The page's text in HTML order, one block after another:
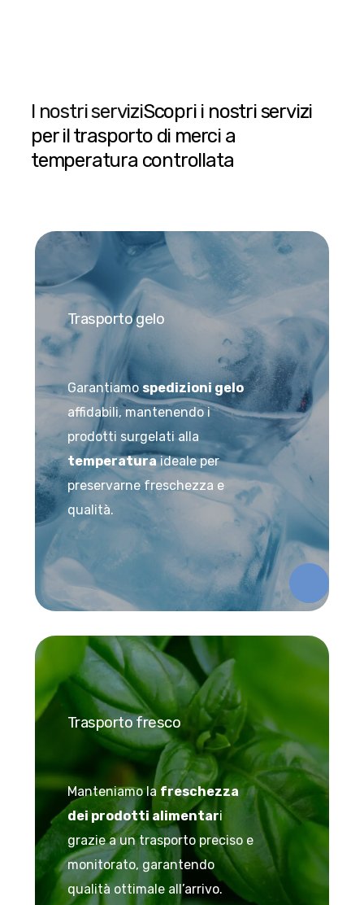
I nostri serviziScopri i nostri servizi
per il trasporto di merci a
temperatura controllata
Trasporto gelo
Garantiamo spedizioni gelo
affidabili, mantenendo i
prodotti surgelati alla
temperaturaideale per
preservarne freschezza e
qualità.
Trasporto fresco
Manteniamo la freschezza
dei prodotti alimentari
grazie a un trasporto preciso e
monitorato, garantendo
qualità ottimale all’arrivo.